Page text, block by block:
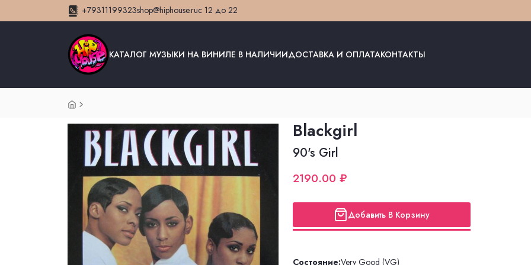
+79311199323shop@hiphouse.ruс 12 до 22
КАТАЛОГ МУЗЫКИ НА ВИНИЛЕ В НАЛИЧИИДОСТАВКА И ОПЛАТАКОНТАКТЫ
Blackgirl
90's Girl
2190.00 ₽
Добавить В Корзину
Состояние:Very Good (VG)